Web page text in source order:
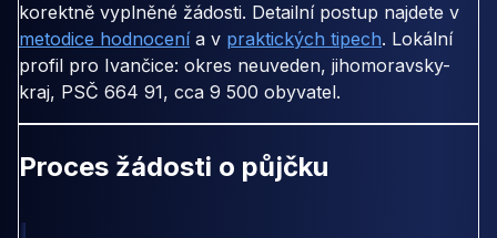
korektně vyplněné žádosti. Detailní postup najdete v
metodice hodnocenía v praktických tipech. Lokální
profil pro Ivančice: okres neuveden, jihomoravsky-
kraj, PSČ 664 91, cca 9 500 obyvatel.
Proces žádosti o půjčku